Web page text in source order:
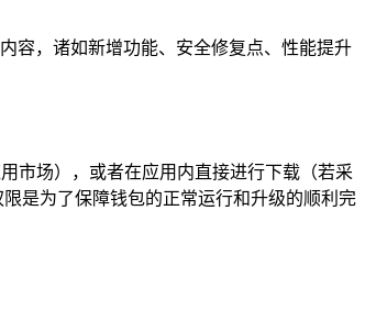
容，诸如新增功能、安全修复点、性能提升
市场），或者在应用内直接进行下载（若采
是为了保障钱包的正常运行和升级的顺利完